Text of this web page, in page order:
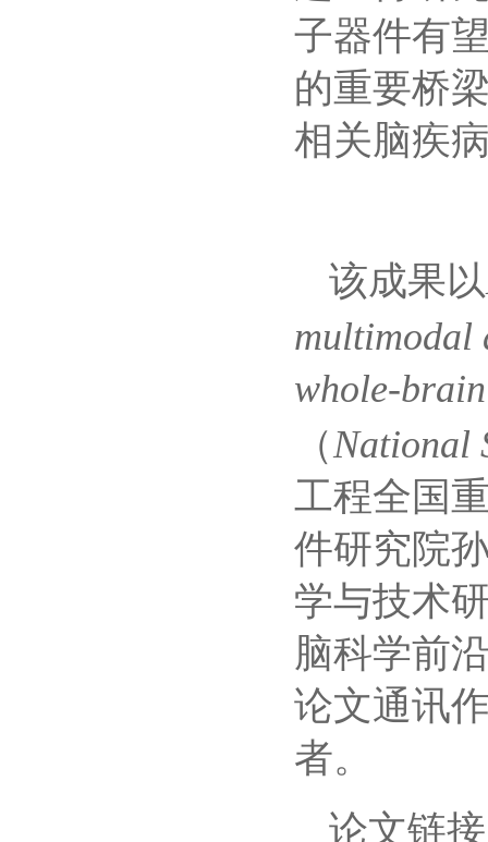
子器件有
的重要桥
相关脑疾
该成果以
multimodal
whole-
（National
工程全国
件研究院
学与技术
脑科学前
论文通讯
者。
论文链